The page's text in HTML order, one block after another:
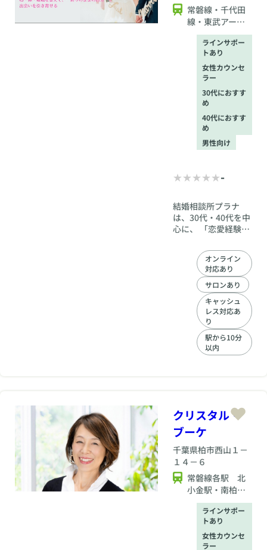
常磐線・千代田
線・東武アーバ
ンクライン線
柏駅から徒歩３
ラインサポー
トあり
女性カウンセ
ラー
30代におすす
め
40代におすす
め
男性向け
-
結婚相談所プラナ
は、30代・40代を中
心に、 「恋愛経験が
ればいいかわからな
い」 そんな不安を抱
えた方が、安心して
婚活を進められる相
談所です。 自己流で
悩み続ける婚活では
なく、 今の状況・価
値観・生活背景を整
理したうえで、 無理
のないペースで“結婚
合った進め方を大切
にする―― それが、
プラナの婚活サポー
トです。
オンライン
対応あり
サロンあり
キャッシュ
レス対応あ
り
駅から10分
以内
クリスタル・
ブーケ
千葉県柏市西山１－
１４－６
常磐線各駅 北
小金駅・南柏
駅 、武蔵野
線 新八柱駅/新
ラインサポー
トあり
女性カウンセ
ラー